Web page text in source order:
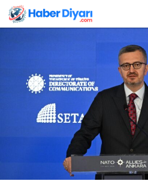
Dönüm Noktasını Temsil Ediyor